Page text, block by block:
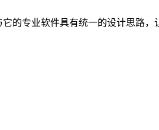
的专业软件具有统一的设计思路，